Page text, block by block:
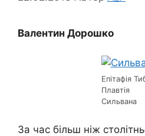
Валентин Дорошко
Епітафія
Плавтія
Сильвана
За час більш ніж